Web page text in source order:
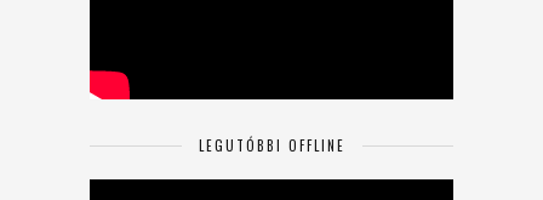
LEGUTÓBBI OFFLINE